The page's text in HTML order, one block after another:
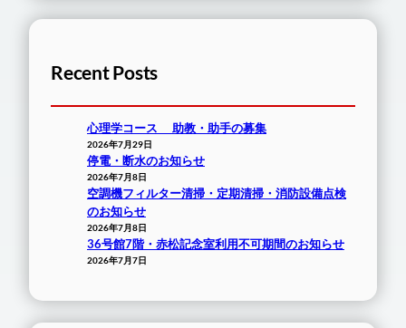
Recent Posts
心理学コース 助教・助手の募集
2026年7月29日
停電・断水のお知らせ
2026年7月8日
空調機フィルター清掃・定期清掃・消防設備点検
のお知らせ
2026年7月8日
36号館7階・赤松記念室利用不可期間のお知らせ
2026年7月7日